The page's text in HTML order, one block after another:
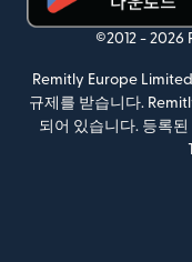
(새 창에서 열림)
©2012 - 2026
Remitly Europe
규제를 받습니다.
되어 있습니다. 등록